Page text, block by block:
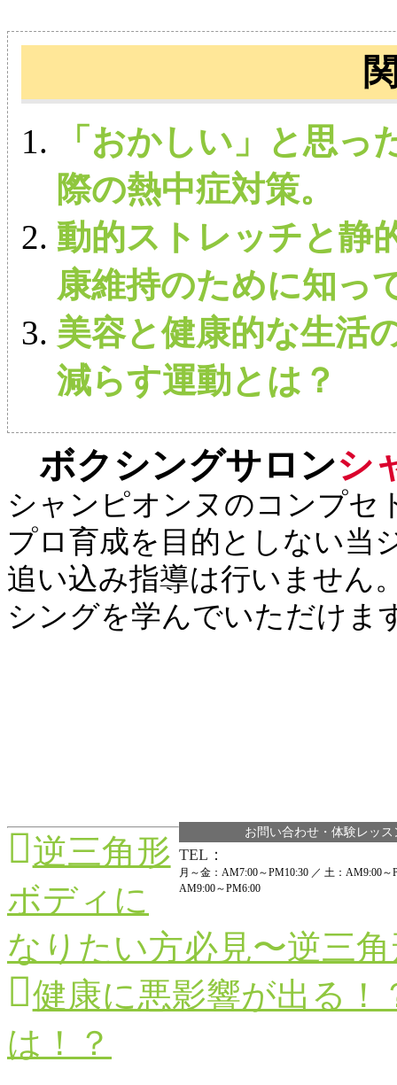
「おかしい」と思
際の熱中症対策。
動的ストレッチと静
康維持のために知っ
美容と健康的な生活
減らす運動とは？
ボクシングサロンシ
シャンピオンヌのコンプセ
プロ育成を目的としない当
追い込み指導は行いません
シングを学んでいただけま
お問い合わせ・体験レッス
TEL：
月～金：AM7:00～PM10:30 ／ 土：AM9:00～
AM9:00～PM6:00
逆三角形
ボディに
なりたい方必見〜逆三
健康に悪影響が出る
は！？